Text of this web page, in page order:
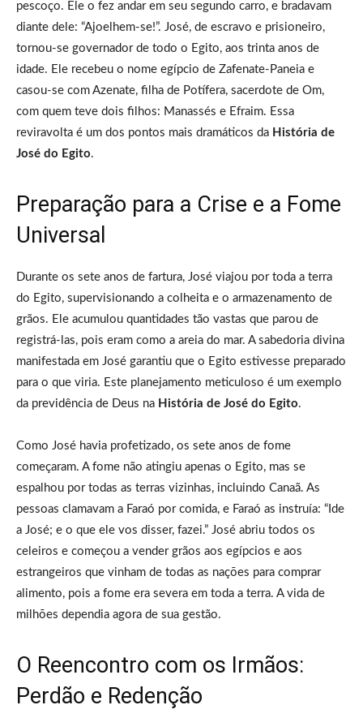
pescoço. Ele o fez andar em seu segundo carro, e bradavam
diante dele: “Ajoelhem-se!”. José, de escravo e prisioneiro,
tornou-se governador de todo o Egito, aos trinta anos de
idade. Ele recebeu o nome egípcio de Zafenate-Paneia e
casou-se com Azenate, filha de Potífera, sacerdote de Om,
com quem teve dois filhos: Manassés e Efraim. Essa
reviravolta é um dos pontos mais dramáticos da História de
José do Egito.
Preparação para a Crise e a Fome
Universal
Durante os sete anos de fartura, José viajou por toda a terra
do Egito, supervisionando a colheita e o armazenamento de
grãos. Ele acumulou quantidades tão vastas que parou de
registrá-las, pois eram como a areia do mar. A sabedoria divina
manifestada em José garantiu que o Egito estivesse preparado
para o que viria. Este planejamento meticuloso é um exemplo
da previdência de Deus na História de José do Egito.
Como José havia profetizado, os sete anos de fome
começaram. A fome não atingiu apenas o Egito, mas se
espalhou por todas as terras vizinhas, incluindo Canaã. As
pessoas clamavam a Faraó por comida, e Faraó as instruía: “Ide
a José; e o que ele vos disser, fazei.” José abriu todos os
celeiros e começou a vender grãos aos egípcios e aos
estrangeiros que vinham de todas as nações para comprar
alimento, pois a fome era severa em toda a terra. A vida de
milhões dependia agora de sua gestão.
O Reencontro com os Irmãos:
Perdão e Redenção